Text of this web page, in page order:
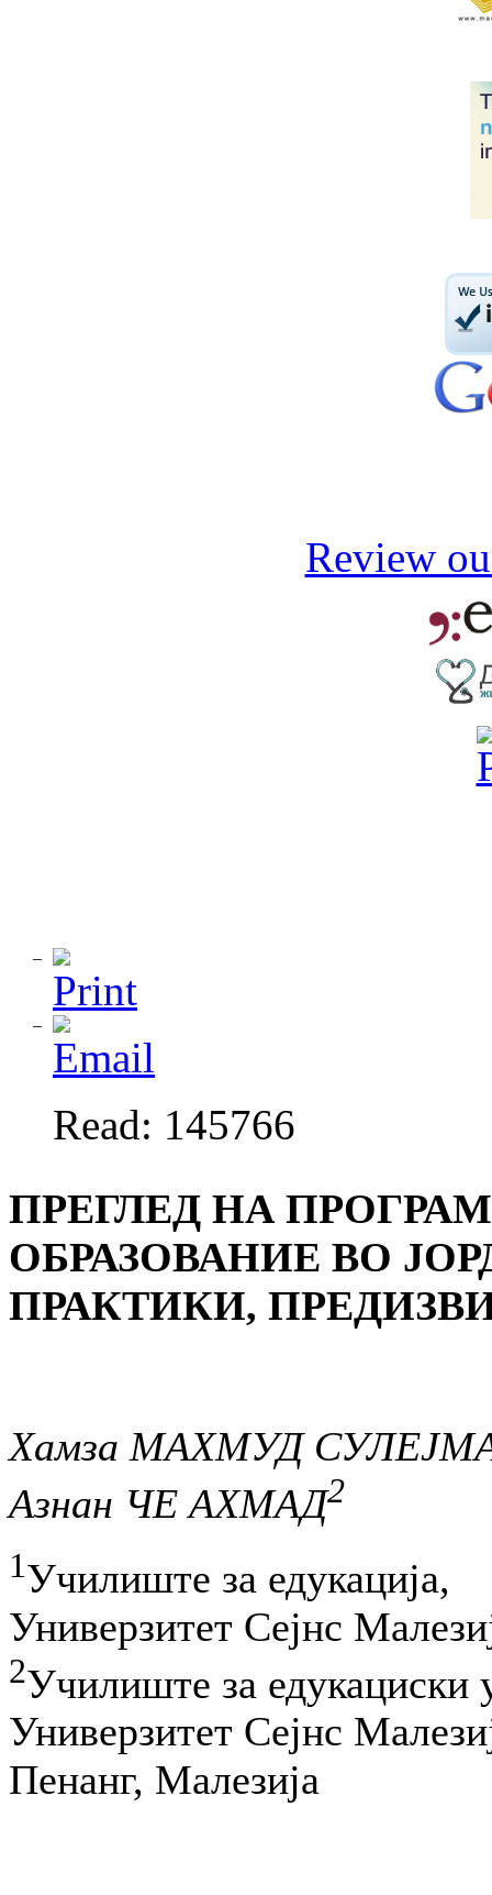
Review
Read: 145766
ПРЕГЛЕД НА
ОБРАЗОВАНИЕ ВО
ПРАКТИКИ,
Хамза МАХМУД
Азнан ЧЕ АХМАД2
1Училиште за едукација,
Универзитет Сејнс
2Училиште за едукациски
Универзитет Сејнс
Пенанг, Малезија